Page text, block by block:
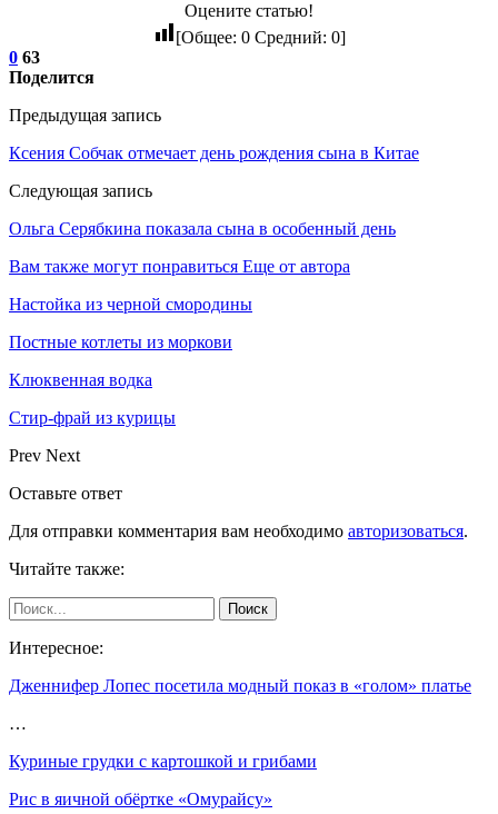
Оцените статью!
[Общее: 0Средний: 0]
0 63
Поделится
Предыдущая запись
Ксения Собчак отмечает день рождения сына в Китае
Следующая запись
Ольга Серябкина показала сына в особенный день
Вам также могут понравиться Еще от автора
Настойка из черной смородины
Постные котлеты из моркови
Клюквенная водка
Стир-фрай из курицы
Prev Next
Оставьте ответ
Для отправки комментария вам необходимо авторизоваться.
Читайте также:
Интересное:
Дженнифер Лопес посетила модный показ в «голом» платье
…
Куриные грудки с картошкой и грибами
Рис в яичной обёртке «Омурайсу»